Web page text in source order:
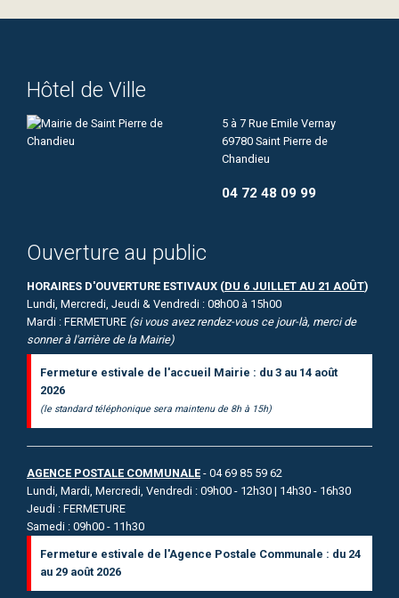
Hôtel de Ville
5 à 7 Rue Emile Vernay
69780 Saint Pierre de
Chandieu
04 72 48 09 99
Ouverture au public
HORAIRES D'OUVERTURE ESTIVAUX (DU 6 JUILLET AU 21 AOÛT)
Lundi, Mercredi, Jeudi & Vendredi : 08h00 à 15h00
Mardi : FERMETURE (si vous avez rendez-vous ce jour-là, merci de
sonner à l'arrière de la Mairie)
Fermeture estivale de l'accueil Mairie : du 3 au 14 août
2026
(le standard téléphonique sera maintenu de 8h à 15h)
AGENCE POSTALE COMMUNALE - 04 69 85 59 62
Lundi, Mardi, Mercredi, Vendredi : 09h00 - 12h30 | 14h30 - 16h30
Jeudi : FERMETURE
Samedi : 09h00 - 11h30
Fermeture estivale de l'Agence Postale Communale : du 24
au 29 août 2026